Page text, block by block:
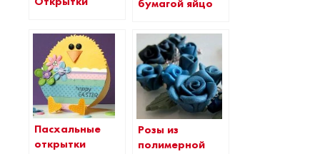
бумагой яйцо
Пасхальные
открытки
Розы из
полимерной